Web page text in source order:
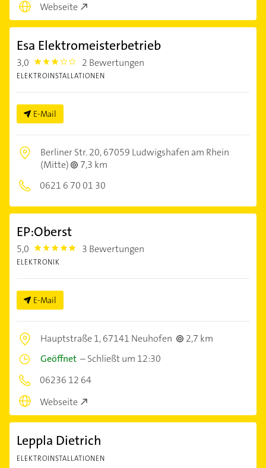
Webseite
Esa Elektromeisterbetrieb
3,0 3.0 2 Bewertungen
ELEKTROINSTALLATIONEN
E-Mail
Berliner Str. 20,67059 Ludwigshafen am Rhein
(Mitte)
7,3 km
0621 6 70 01 30
EP:Oberst
5,0 5.0 3 Bewertungen
ELEKTRONIK
E-Mail
Hauptstraße 1,67141 Neuhofen
2,7 km
Geöffnet –Schließt um 12:30
06236 12 64
Webseite
Leppla Dietrich
ELEKTROINSTALLATIONEN